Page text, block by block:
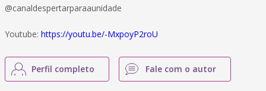
@canaldespertarparaaunidade
Youtube: https://youtu.be/-MxpoyP2roU
Perfil completo Fale com o autor